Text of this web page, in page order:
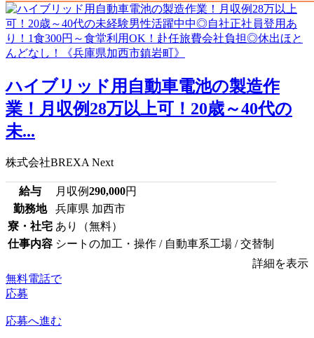
ハイブリッド用自動車電池の製造作
業！月収例28万以上可！20歳～40代の
未...
株式会社BREXA Next
給与 月収例290,000円
勤務地
兵庫県 加西市
寮・社宅 あり（無料）
仕事内容 シートの加工・操作 / 自動車系工場 / 交替制
詳細を表示
無料電話で
応募
応募へ進む